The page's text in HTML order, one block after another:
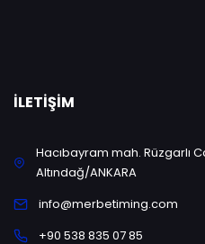
İLETIŞIM
Hacıbayram mah. Rüzgarlı
Altındağ/ANKARA
info@merbetiming.com
+90 538 835 07 85